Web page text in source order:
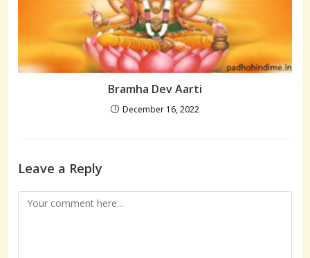
Bramha Dev Aarti
December 16, 2022
Leave a Reply
Comment